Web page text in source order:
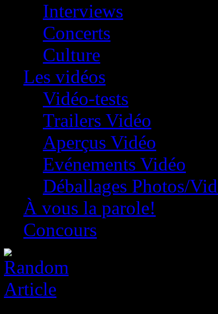
Interviews
Concerts
Culture
Les vidéos
Vidéo-tests
Trailers Vidéo
Aperçus Vidéo
Evénements Vidéo
Déballages Photos/
À vous la parole!
Concours